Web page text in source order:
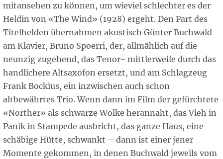
mitansehen zu können, um wieviel schlechter es der
Heldin von «The Wind» (1928) ergeht. Den Part des
Titelhelden übernahmen akustisch Günter Buchwald
am Klavier, Bruno Spoerri, der, allmählich auf die
neunzig zugehend, das Tenor- mittlerweile durch das
handlichere Altsaxofon ersetzt, und am Schlagzeug
Frank Bockius, ein inzwischen auch schon
altbewährtes Trio. Wenn dann im Film der gefürchtete
«Norther» als schwarze Wolke herannaht, das Vieh in
Panik in Stampede ausbricht, das ganze Haus, eine
schäbige Hütte, schwankt – dann ist einer jener
Momente gekommen, in denen Buchwald jeweils vom